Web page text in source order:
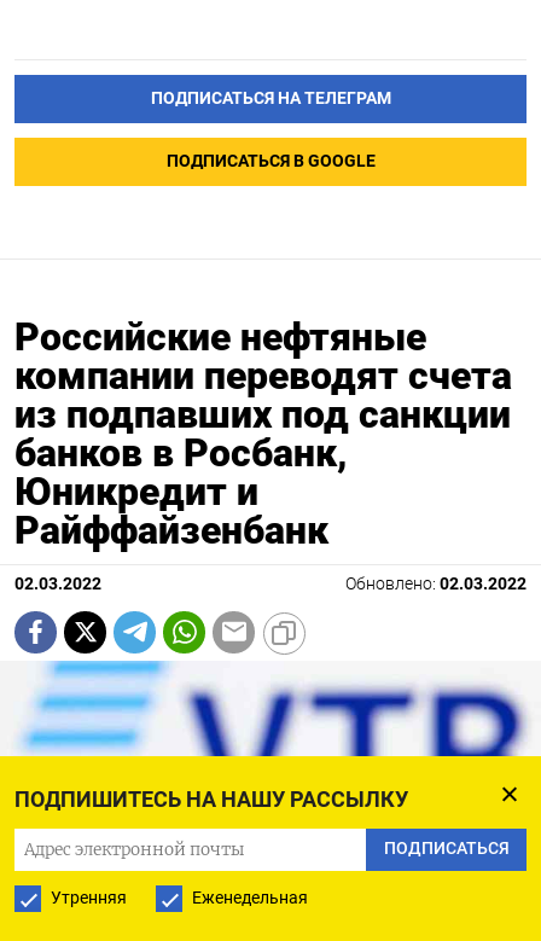
ПОДПИШИТЕСЬ НА НАШУ РАССЫЛКУ
ПОДПИСАТЬСЯ
Утренняя Еженедельная
ПОДПИСАТЬСЯ НА ТЕЛЕГРАМ
ПОДПИСАТЬСЯ В GOOGLE
Российские нефтяные
компании переводят счета
из подпавших под санкции
банков в Росбанк,
Юникредит и
Райффайзенбанк
02.03.2022 Обновлено: 02.03.2022